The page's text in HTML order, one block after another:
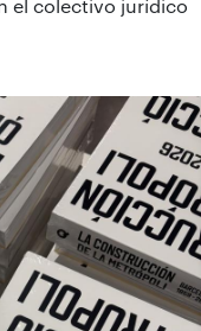
el colectivo jurídico